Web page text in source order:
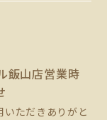
飯山店営業時
いただきありがと